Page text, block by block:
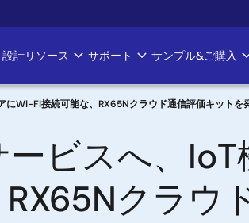
設計リソース サポート サンプル&ご購入
にWi-Fi接続可能な、RX65Nクラウド通信評価キットを
ビスへ、
クラウ